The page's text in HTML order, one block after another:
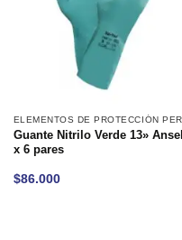
Guante Nitrilo Verde 13» Ansell
x 6 pares
$86.000